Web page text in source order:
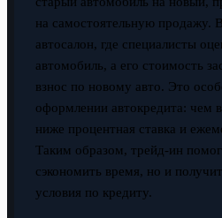
на самостоятельную продажу.
автосалон, где специалисты
автомобиль, а его стоимость
взнос по новому авто. Это
оформлении автокредита: чем
ниже процентная ставка и
Таким образом, трейд-ин
сэкономить время, но и
условия по кредиту.